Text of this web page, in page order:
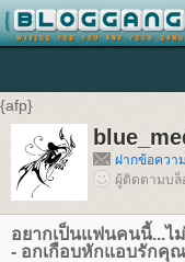
{afp}
ฝากข้อควา
ผู้ติดตามบล็
อยากเป็นแฟนคนนี้...ไ
- อกเกือบหักแอบรักคุ